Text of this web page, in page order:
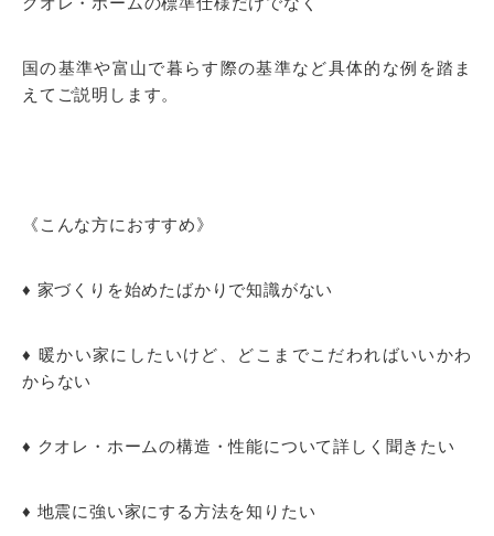
国の基準や富山で暮らす際の基準など具体的な例を踏ま
えてご説明します。
《こんな方におすすめ》
♦ 家づくりを始めたばかりで知識がない
♦ 暖かい家にしたいけど、どこまでこだわればいいかわ
からない
♦ クオレ・ホームの構造・性能について詳しく聞きたい
♦ 地震に強い家にする方法を知りたい